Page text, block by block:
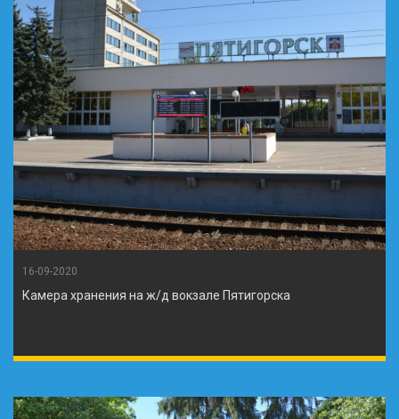
16-09-2020
Камера хранения на ж/д вокзале Пятигорска